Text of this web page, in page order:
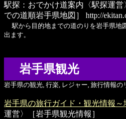
駅探：おでかけ道案内 〈駅探運
での道順岩手県地図］
http://
駅から目的地までの道のりを岩手県地
出ます。
岩手県観光
岩手県の観光, 行楽, レジャー, 旅行情報の
岩手県の旅行ガイド・観光情報～
運営〉［岩手県観光情報］